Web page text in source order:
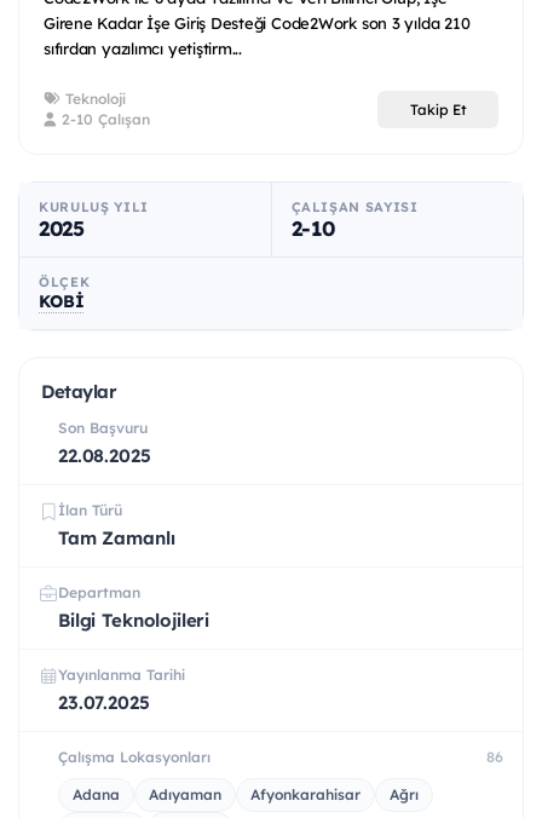
Girene Kadar İşe Giriş Desteği Code2Work son 3 yılda 210
sıfırdan yazılımcı yetiştirm...
Teknoloji
2-10 Çalışan
Takip Et
KURULUŞ YILI
2025
ÇALIŞAN SAYISI
2-10
ÖLÇEK
KOBİ
Detaylar
Son Başvuru
22.08.2025
İlan Türü
Tam Zamanlı
Departman
Bilgi Teknolojileri
Yayınlanma Tarihi
23.07.2025
Çalışma Lokasyonları 86
Adana Adıyaman Afyonkarahisar
Ağrı